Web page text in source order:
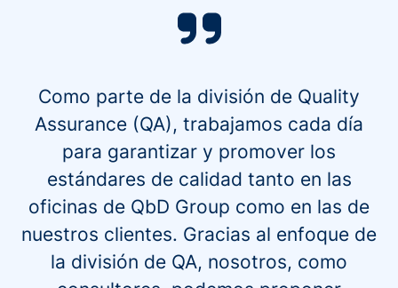
Como parte de la división de Quality
Assurance (QA), trabajamos cada día
para garantizar y promover los
estándares de calidad tanto en las
oficinas de QbD Group como en las de
nuestros clientes. Gracias al enfoque de
la división de QA, nosotros, como